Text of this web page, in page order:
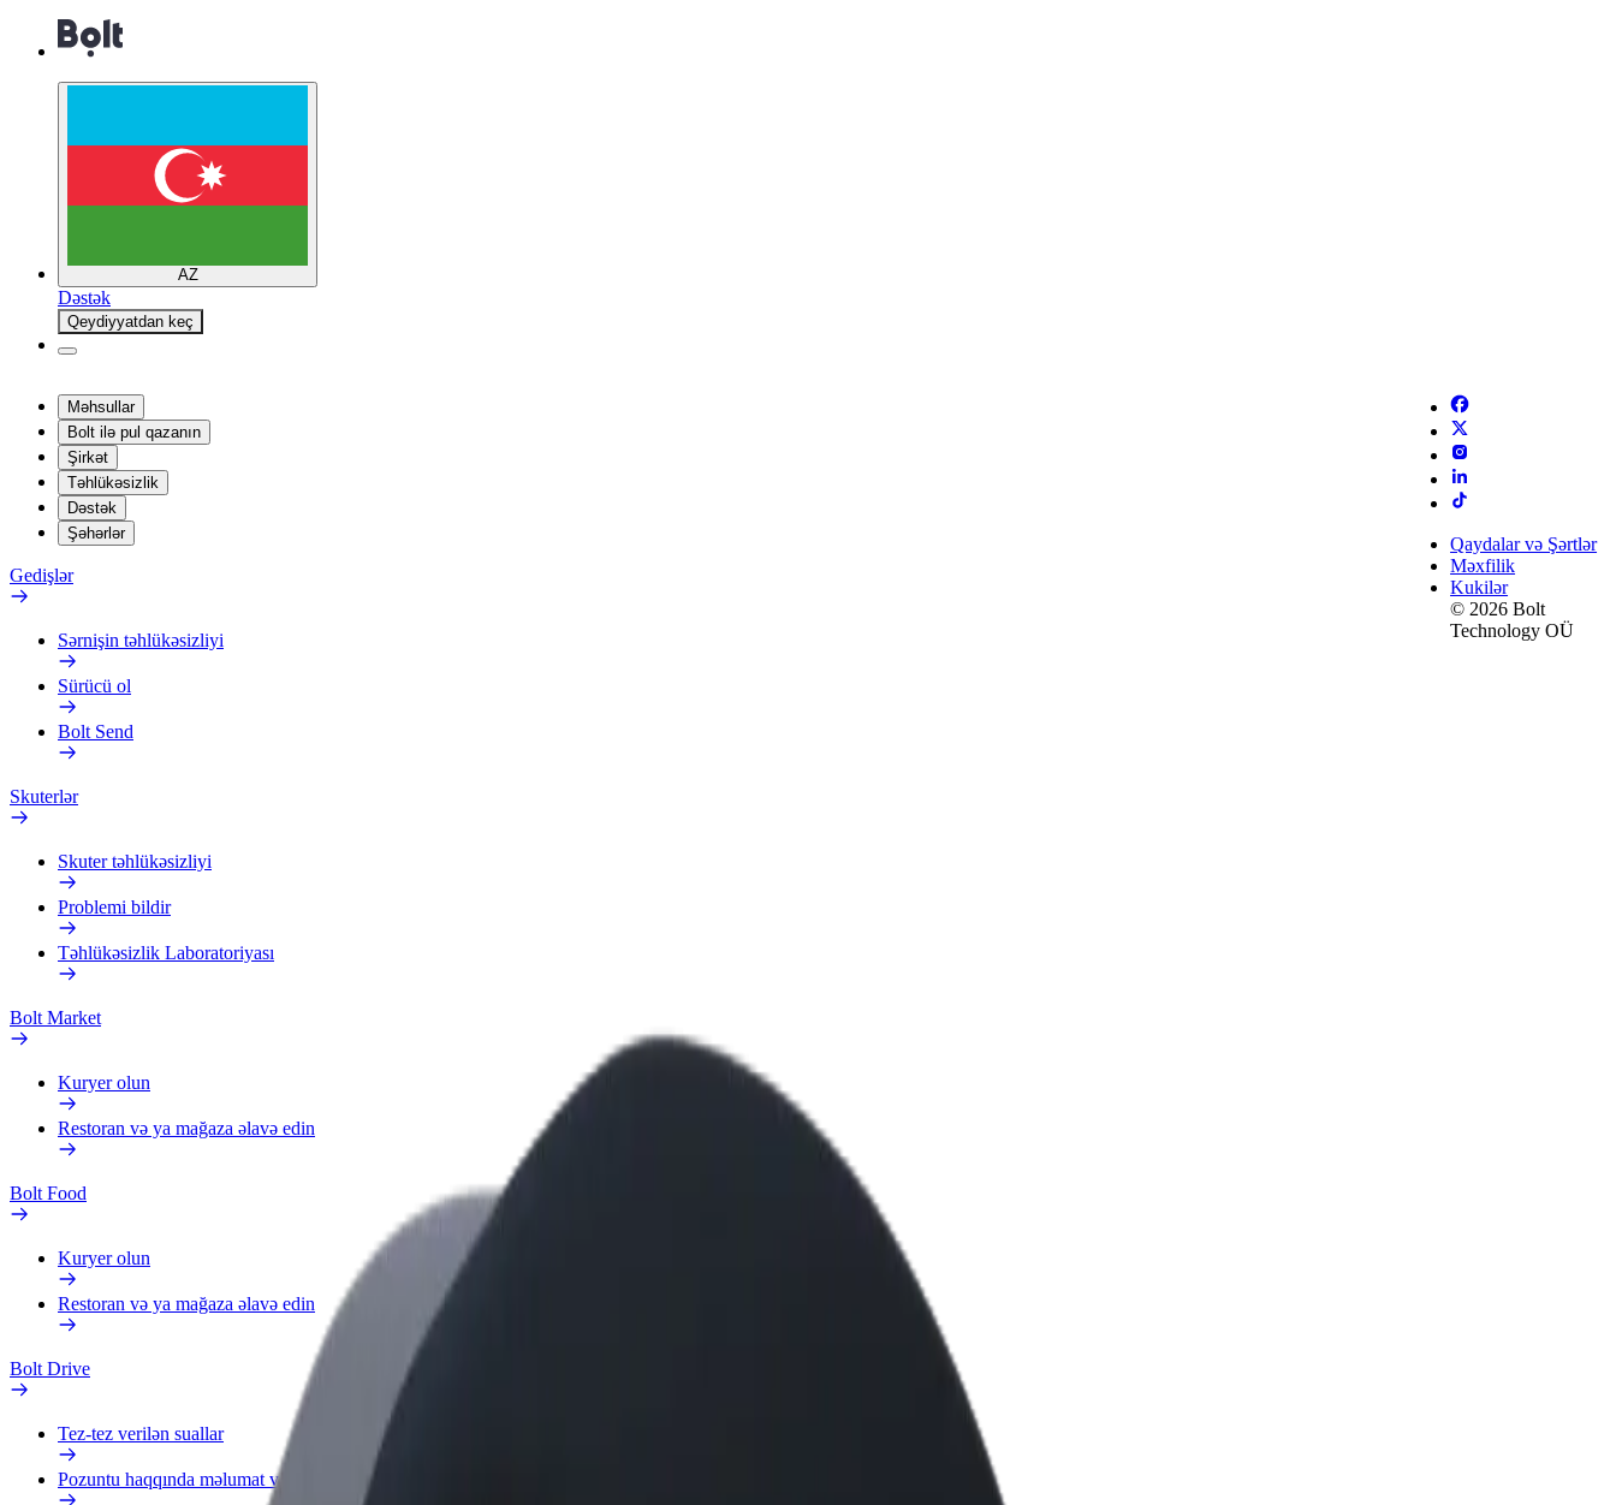
AZ
Dəstək
Qeydiyyatdan keç
Məhsullar
Bolt ilə pul qazanın
Şirkət
Təhlükəsizlik
Dəstək
Şəhərlər
Gedişlər
Sərnişin təhlükəsizliyi
Sürücü ol
Bolt Send
Skuterlər
Skuter təhlükəsizliyi
Problemi bildir
Təhlükəsizlik Laboratoriyası
Bolt Market
Kuryer olun
Restoran və ya mağaza əlavə edin
Bolt Food
Kuryer olun
Restoran və ya mağaza əlavə edin
Bolt Drive
Tez-tez verilən suallar
Pozuntu haqqında məlumat verin
Qaydalar və Şərtlər
Məxfilik
Kukilər
© 2026 Bolt
Technology OÜ